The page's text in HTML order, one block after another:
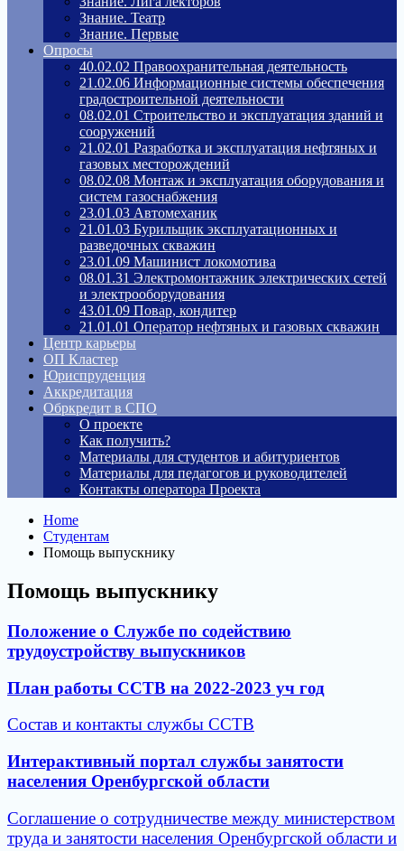
Знание. Театр
Знание. Первые
Опросы
40.02.02 Правоохранительная деятельность
21.02.06 Информационные системы обеспечения
градостроительной деятельности
08.02.01 Строительство и эксплуатация зданий и
сооружений
21.02.01 Разработка и эксплуатация нефтяных и
газовых месторождений
08.02.08 Монтаж и эксплуатация оборудования и
систем газоснабжения
23.01.03 Автомеханик
21.01.03 Бурильщик эксплуатационных и
разведочных скважин
23.01.09 Машинист локомотива
08.01.31 Электромонтажник электрических сетей
и электрооборудования
43.01.09 Повар, кондитер
21.01.01 Оператор нефтяных и газовых скважин
Центр карьеры
ОП Кластер
Юриспруденция
Аккредитация
Обркредит в СПО
О проекте
Как получить?
Материалы для студентов и абитуриентов
Материалы для педагогов и руководителей
Контакты оператора Проекта
Home
Студентам
Помощь выпускнику
Помощь выпускнику
Положение о Службе по содействию
трудоустройству выпускников
План работы ССТВ на 2022-2023 уч год
Состав и контакты службы ССТВ
Интерактивный портал службы занятости
населения Оренбургской области
Соглашение о сотрудничестве между министерством
труда и занятости населения Оренбургской области и